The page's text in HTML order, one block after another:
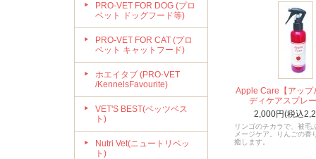
PRO-VET FOR DOG (プロ
ベット ドッグフード等)
PRO-VET FOR CAT (プロ
ベット キャットフード)
ホエイタブ (PRO-VET
/KennelsFavourite)
VET'S BEST(ベッツベス
ト)
Nutri Vet(ニュートリベッ
ト)
Apple Care【アップ
ディケアスプレ
2,000円(税込
リンゴのチカラで、被毛
メージケア。りんごの香
癒します。